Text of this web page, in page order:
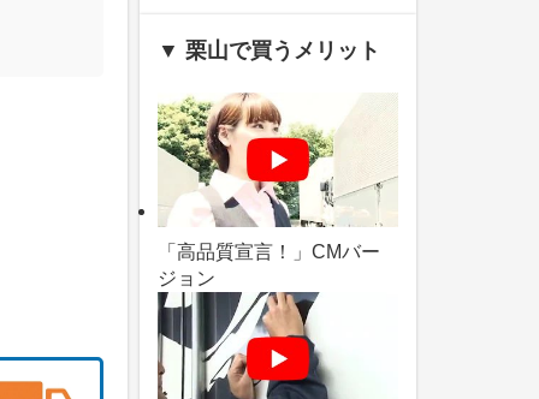
▼ 栗山で買うメリット
「高品質宣言！」CMバー
ジョン